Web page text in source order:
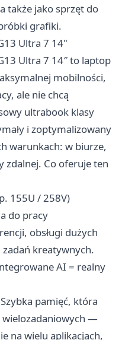
także jako sprzęt do
grafiki.
Ultra 7 14"
Ultra 7 14″ to laptop
mobilności,
ale nie chcą
ultrabook klasy
i zoptymalizowany
warunkach: w biurze,
zdalnej. Co oferuje ten
155U / 258V)
do pracy
obsługi dużych
kreatywnych.
AI = realny
pamięć, która
wielozadaniowych —
na wielu aplikacjach,